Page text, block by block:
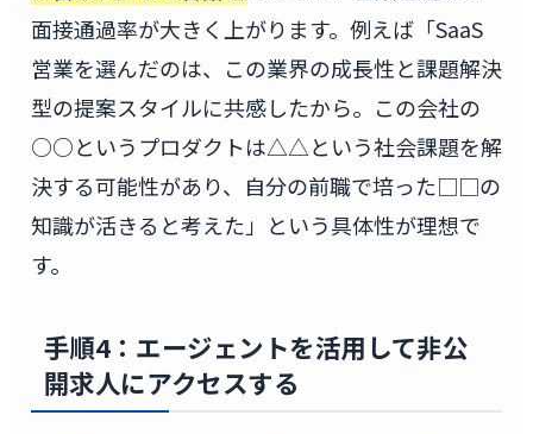
面接通過率が大きく上がります。例えば「SaaS
営業を選んだのは、この業界の成長性と課題解決
型の提案スタイルに共感したから。この会社の
○○というプロダクトは△△という社会課題を解
決する可能性があり、自分の前職で培った□□の
知識が活きると考えた」という具体性が理想で
す。
手順4：エージェントを活用して非公
開求人にアクセスする